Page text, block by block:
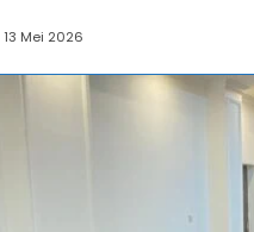
13 Mei 2026